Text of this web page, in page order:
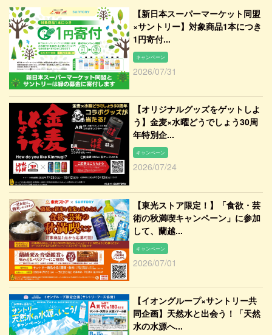
【新日本スーパーマーケット同盟
×サントリー】対象商品1本につき
1円寄付...
キャンペーン
2026/07/31
【オリジナルグッズをゲットしよ
う】金麦×水曜どうでしょう30周
年特別企...
キャンペーン
2026/07/24
【東光ストア限定！】「食欲・芸
術の秋満喫キャンペーン」に参加
して、蘭越...
キャンペーン
2026/07/01
【イオングループ×サントリー共
同企画】天然水と出会う！「天然
水の水源へ...